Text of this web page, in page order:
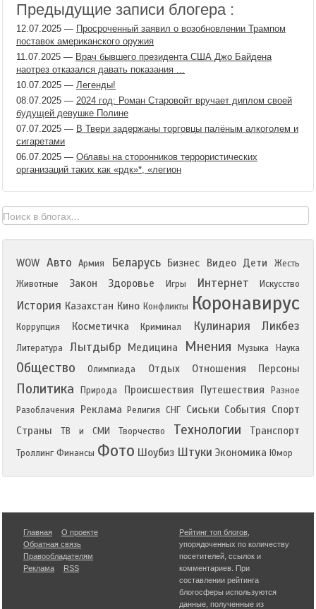
Предыдущие записи блогера :
12.07.2025 — Просроченный заявил о возобновлении Трампом
поставок американского оружия
11.07.2025 — Врач бывшего президента США Джо Байдена
наотрез отказался давать показания ...
10.07.2025 — Легенды!
08.07.2025 — 2024 год: Роман Старовойт вручает диплом своей
будущей девушке Полине
07.07.2025 — В Твери задержаны торговцы палёным алкоголем и
сигаретами
06.07.2025 — Облавы на сторонников террористических
организаций таких как «рдк»​*, «легион
WOW Авто Армия Беларусь Бизнес Видео Дети
Жесть
Животные
Закон Здоровье Игры Интернет Искусство
История Казахстан Кино Конфликты Коронавирус
Коррупция Косметичка Криминал Кулинария Ликбез
Литература Лытдыбр Медицина Мнения Музыка Наука
Общество Олимпиада Отдых Отношения Персоны
Политика Природа Происшествия Путешествия
Разное
Разоблачения
Реклама Религия СНГ Сиськи События Спорт
Страны
ТВ и СМИ Творчество Технологии Транспорт
Троллинг Финансы Фото Шоубиз Штуки Экономика Юмор
Главная
О проекте
Обратная связь
Правообладателям
Реклама
RSS
Рейтинг топ блогов
упорядоченных по количеству
посетителей, ссылок и
комментариев. При
составлении рейтинга
блогосферы используются
данные, полученные из